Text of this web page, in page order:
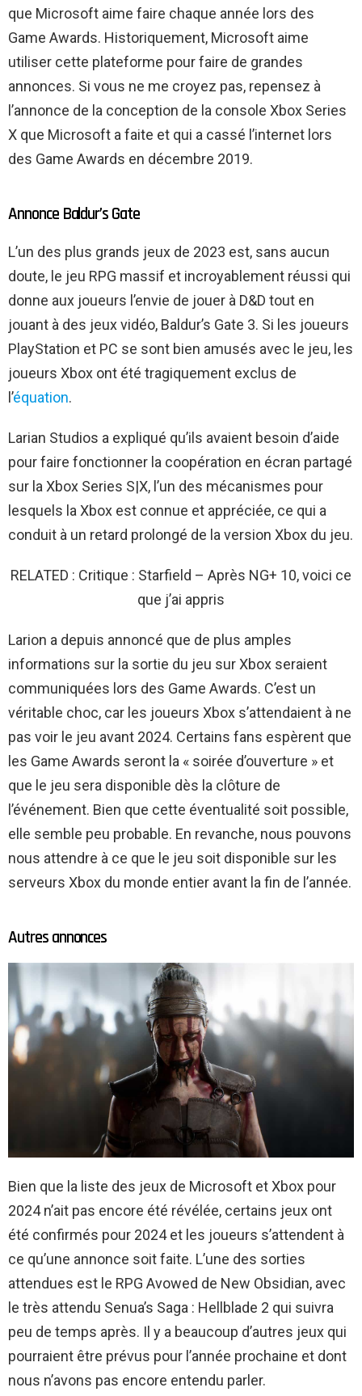
que Microsoft aime faire chaque année lors des
Game Awards. Historiquement, Microsoft aime
utiliser cette plateforme pour faire de grandes
annonces. Si vous ne me croyez pas, repensez à
l’annonce de la conception de la console Xbox Series
X que Microsoft a faite et qui a cassé l’internet lors
des Game Awards en décembre 2019.
Annonce Baldur’s Gate
L’un des plus grands jeux de 2023 est, sans aucun
doute, le jeu RPG massif et incroyablement réussi qui
donne aux joueurs l’envie de jouer à D&D tout en
jouant à des jeux vidéo, Baldur’s Gate 3. Si les joueurs
PlayStation et PC se sont bien amusés avec le jeu, les
joueurs Xbox ont été tragiquement exclus de
l’équation.
Larian Studios a expliqué qu’ils avaient besoin d’aide
pour faire fonctionner la coopération en écran partagé
sur la Xbox Series S|X, l’un des mécanismes pour
lesquels la Xbox est connue et appréciée, ce qui a
conduit à un retard prolongé de la version Xbox du jeu.
RELATED : Critique : Starfield – Après NG+ 10, voici ce
que j’ai appris
Larion a depuis annoncé que de plus amples
informations sur la sortie du jeu sur Xbox seraient
communiquées lors des Game Awards. C’est un
véritable choc, car les joueurs Xbox s’attendaient à ne
pas voir le jeu avant 2024. Certains fans espèrent que
les Game Awards seront la « soirée d’ouverture » et
que le jeu sera disponible dès la clôture de
l’événement. Bien que cette éventualité soit possible,
elle semble peu probable. En revanche, nous pouvons
nous attendre à ce que le jeu soit disponible sur les
serveurs Xbox du monde entier avant la fin de l’année.
Autres annonces
Bien que la liste des jeux de Microsoft et Xbox pour
2024 n’ait pas encore été révélée, certains jeux ont
été confirmés pour 2024 et les joueurs s’attendent à
ce qu’une annonce soit faite. L’une des sorties
attendues est le RPG Avowed de New Obsidian, avec
le très attendu Senua’s Saga : Hellblade 2 qui suivra
peu de temps après. Il y a beaucoup d’autres jeux qui
pourraient être prévus pour l’année prochaine et dont
nous n’avons pas encore entendu parler.